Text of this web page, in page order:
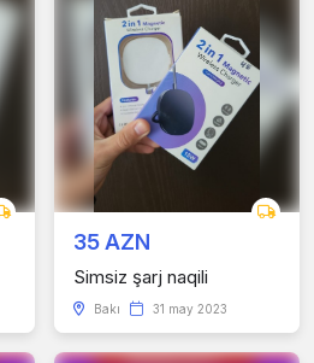
35 AZN
Simsiz şarj naqili
Bakı 31 may 2023